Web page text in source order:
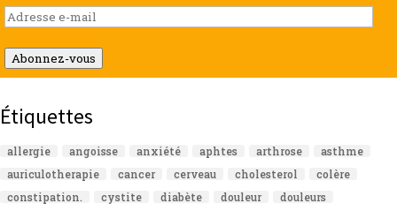
Adresse
e-
mail
Abonnez-vous
Étiquettes
allergie angoisse anxiété aphtes arthrose
asthme
auriculotherapie
cancer cerveau cholesterol
colère
constipation.
cystite diabète douleur
douleurs